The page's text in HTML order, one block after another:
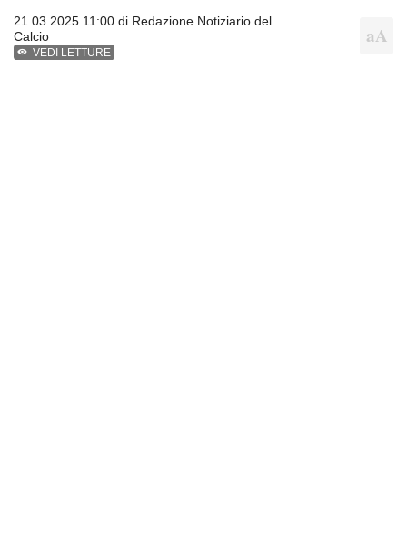
21.03.2025 11:00 di Redazione Notiziario del
Calcio
VEDI LETTURE